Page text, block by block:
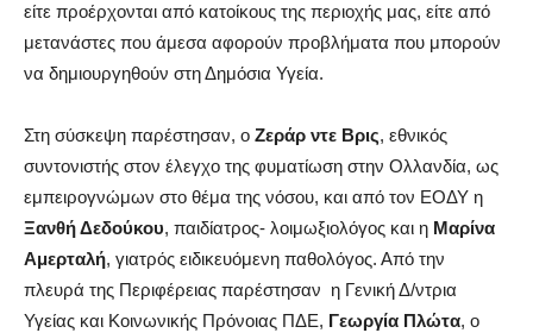
είτε προέρχονται από κατοίκους της περιοχής μας, είτε από
μετανάστες που άμεσα αφορούν προβλήματα που μπορούν
να δημιουργηθούν στη Δημόσια Υγεία.
Στη σύσκεψη παρέστησαν, ο Ζεράρ ντε Βρις, εθνικός
συντονιστής στον έλεγχο της φυματίωση στην Ολλανδία, ως
εμπειρογνώμων στο θέμα της νόσου, και από τον ΕΟΔΥ η
Ξανθή Δεδούκου, παιδίατρος- λοιμωξιολόγος και η Μαρίνα
Αμερταλή, γιατρός ειδικευόμενη παθολόγος. Από την
πλευρά της Περιφέρειας παρέστησαν η Γενική Δ/ντρια
Υγείας και Κοινωνικής Πρόνοιας ΠΔΕ, Γεωργία Πλώτα, ο